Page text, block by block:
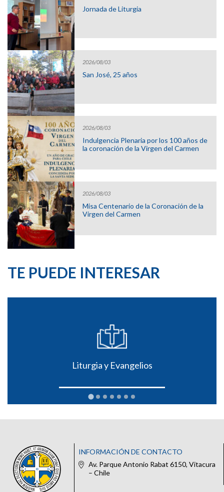
Jornada de Liturgia
2026/08/03
San José, 25 años
2026/08/03
Indulgencia Plenaria por los 100 años de
la coronación de la Virgen del Carmen
2026/08/03
Misa Centenario de la Coronación de la
Virgen del Carmen
TE PUEDE INTERESAR
Liturgia y Evangelios
INFORMACIÓN DE CONTACTO
Av. Parque Antonio Rabat 6150, Vitacura
– Chile